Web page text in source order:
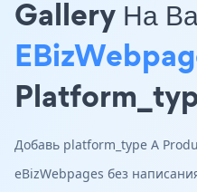
Gallery На
Добавь platform_type A
eBizWebpages без